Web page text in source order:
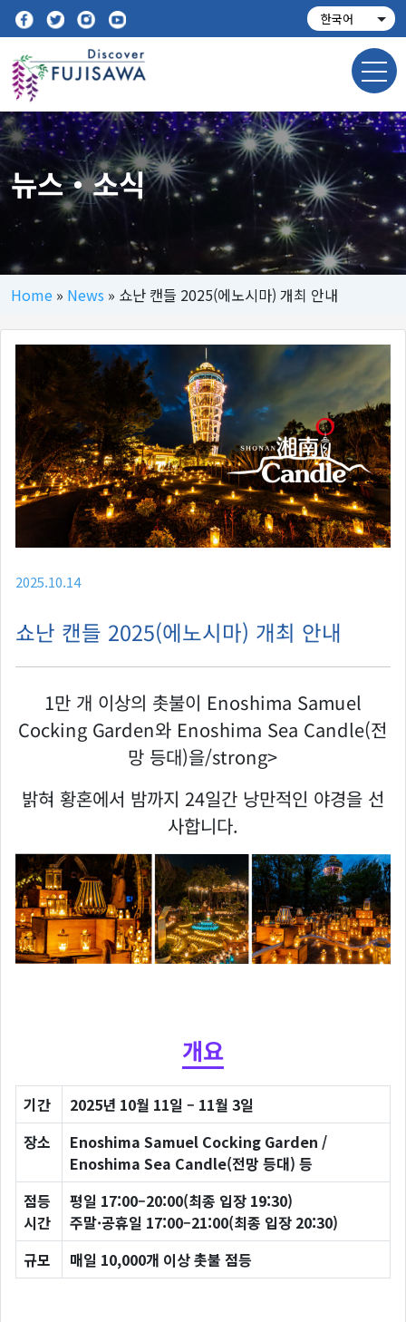
뉴스・소식
Home » News » 쇼난 캔들 2025(에노시마) 개최 안내
2025.10.14
쇼난 캔들 2025(에노시마) 개최 안내
1만 개 이상의 촛불이 Enoshima Samuel
Cocking Garden와 Enoshima Sea Candle(전
망 등대)을/strong>
밝혀 황혼에서 밤까지 24일간 낭만적인 야경을 선
사합니다.
개요
기간
2025년 10월 11일 – 11월 3일
장소
Enoshima Samuel Cocking Garden /
Enoshima Sea Candle(전망 등대) 등
점등
시간
평일 17:00–20:00(최종 입장 19:30)
주말·공휴일 17:00–21:00(최종 입장 20:30)
규모
매일 10,000개 이상 촛불 점등